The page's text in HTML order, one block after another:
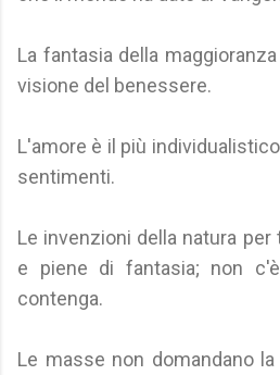
La fantasia della
visione del benessere.
L'amore è il più
sentimenti.
Le invenzioni della natura
e piene di fantasia; non
contenga.
Le masse non domandano